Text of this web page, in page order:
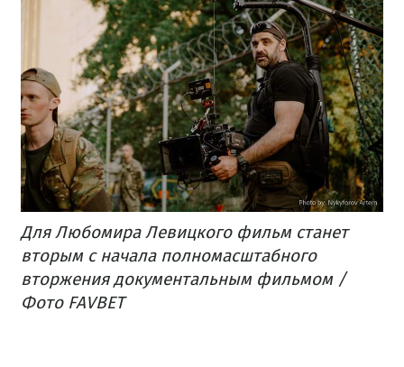
Для Любомира Левицкого фильм станет
вторым с начала полномасштабного
вторжения документальным фильмом /
Фото FAVBET